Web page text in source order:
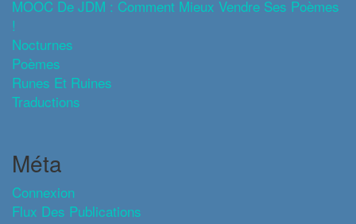
MOOC De JDM : Comment Mieux Vendre Ses Poèmes
!
Nocturnes
Poèmes
Runes Et Ruines
Traductions
Méta
Connexion
Flux Des Publications